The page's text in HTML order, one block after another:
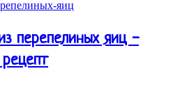
перепелиных яиц -